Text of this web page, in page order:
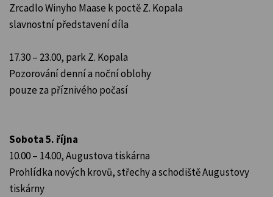
Zrcadlo Winyho Maase k poctě Z. Kopala
slavnostní představení díla
17.30 – 23.00, park Z. Kopala
Pozorování denní a noční oblohy
pouze za příznivého počasí
Sobota 5. října
10.00 – 14.00, Augustova tiskárna
Prohlídka nových krovů, střechy a schodiště Augustovy
tiskárny